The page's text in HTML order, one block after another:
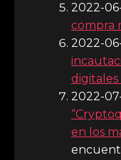
2022-
compra
2022-
en los